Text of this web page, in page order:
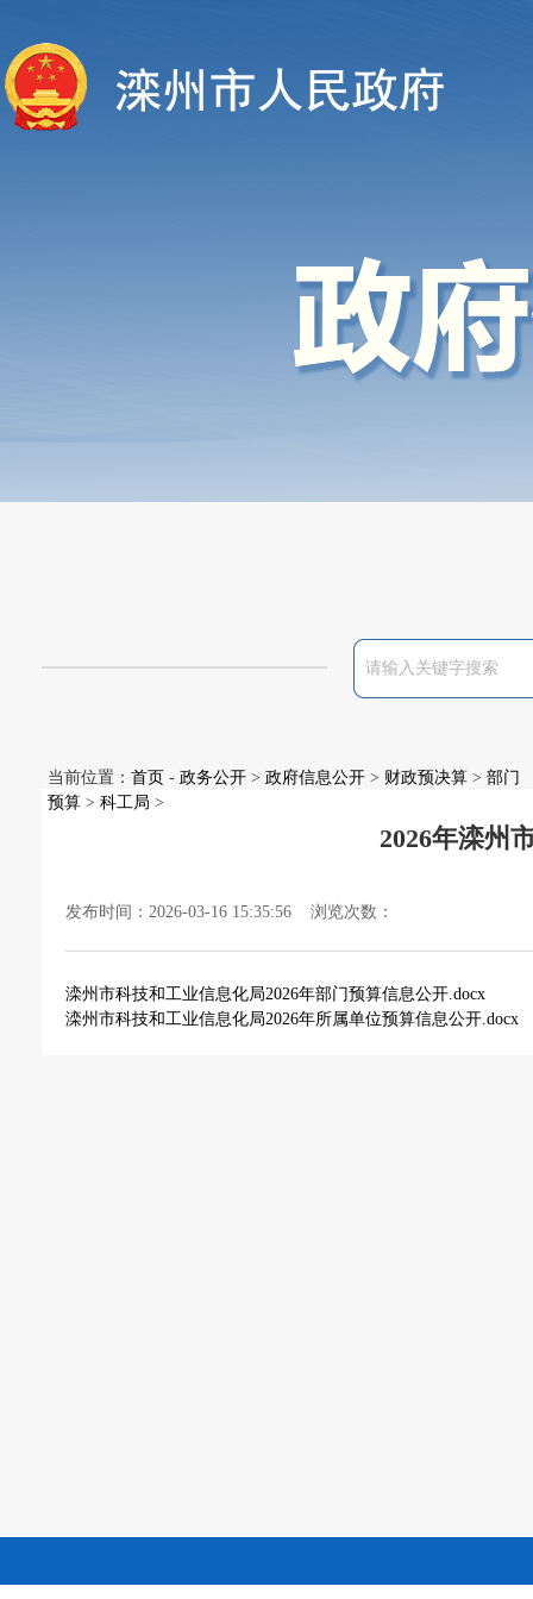
当前位置： 首页 - 政务公开 > 政府信息公开 > 财政预决算 > 部门
预算 > 科工局 >
2026年滦州
发布时间：2026-03-16 15:35:56 浏览次数：
滦州市科技和工业信息化局2026年部门预算信息公开.docx
滦州市科技和工业信息化局2026年所属单位预算信息公开.docx